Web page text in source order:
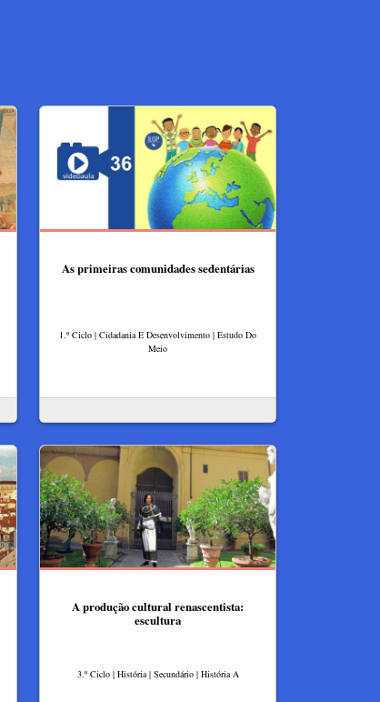
As primeiras comunidades sedentárias
1.º Ciclo | Cidadania E Desenvolvimento | Estudo Do
Meio
A produção cultural renascentista:
escultura
3.º Ciclo | História | Secundário | História A